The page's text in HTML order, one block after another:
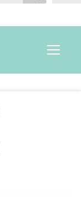
Toggle